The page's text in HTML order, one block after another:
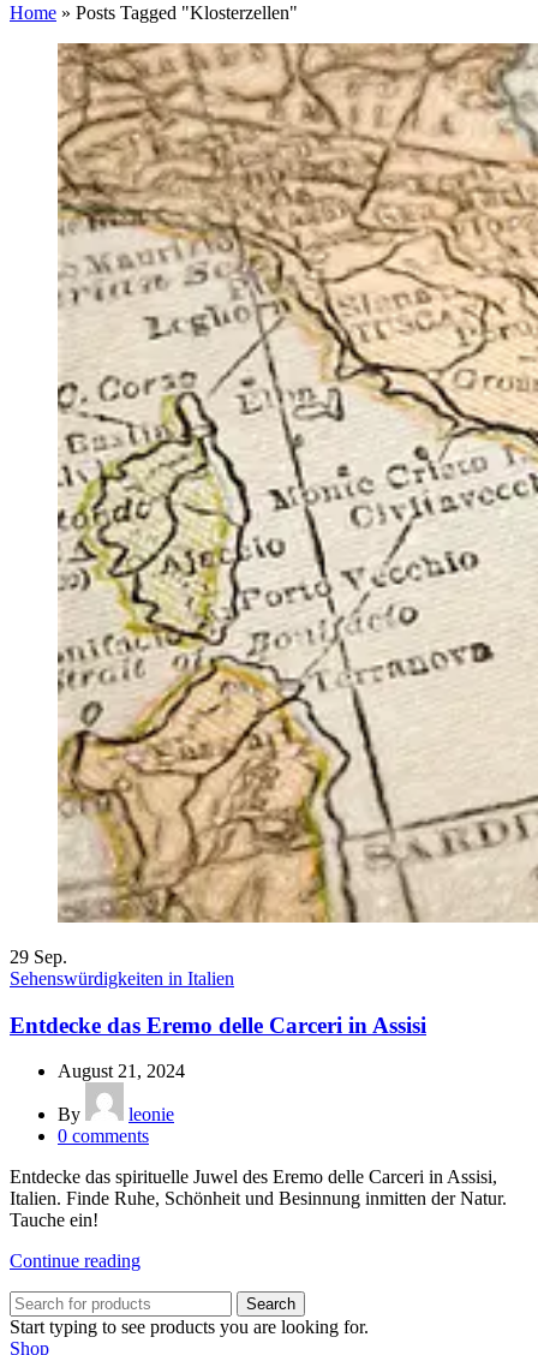
Home » Posts Tagged "Klosterzellen"
29 Sep.
Sehenswürdigkeiten in Italien
Entdecke das Eremo delle Carceri in Assisi
August 21, 2024
By
leonie
0 comments
Entdecke das spirituelle Juwel des Eremo delle Carceri in Assisi,
Italien. Finde Ruhe, Schönheit und Besinnung inmitten der Natur.
Tauche ein!
Continue reading
Search
Start typing to see products you are looking for.
Shop